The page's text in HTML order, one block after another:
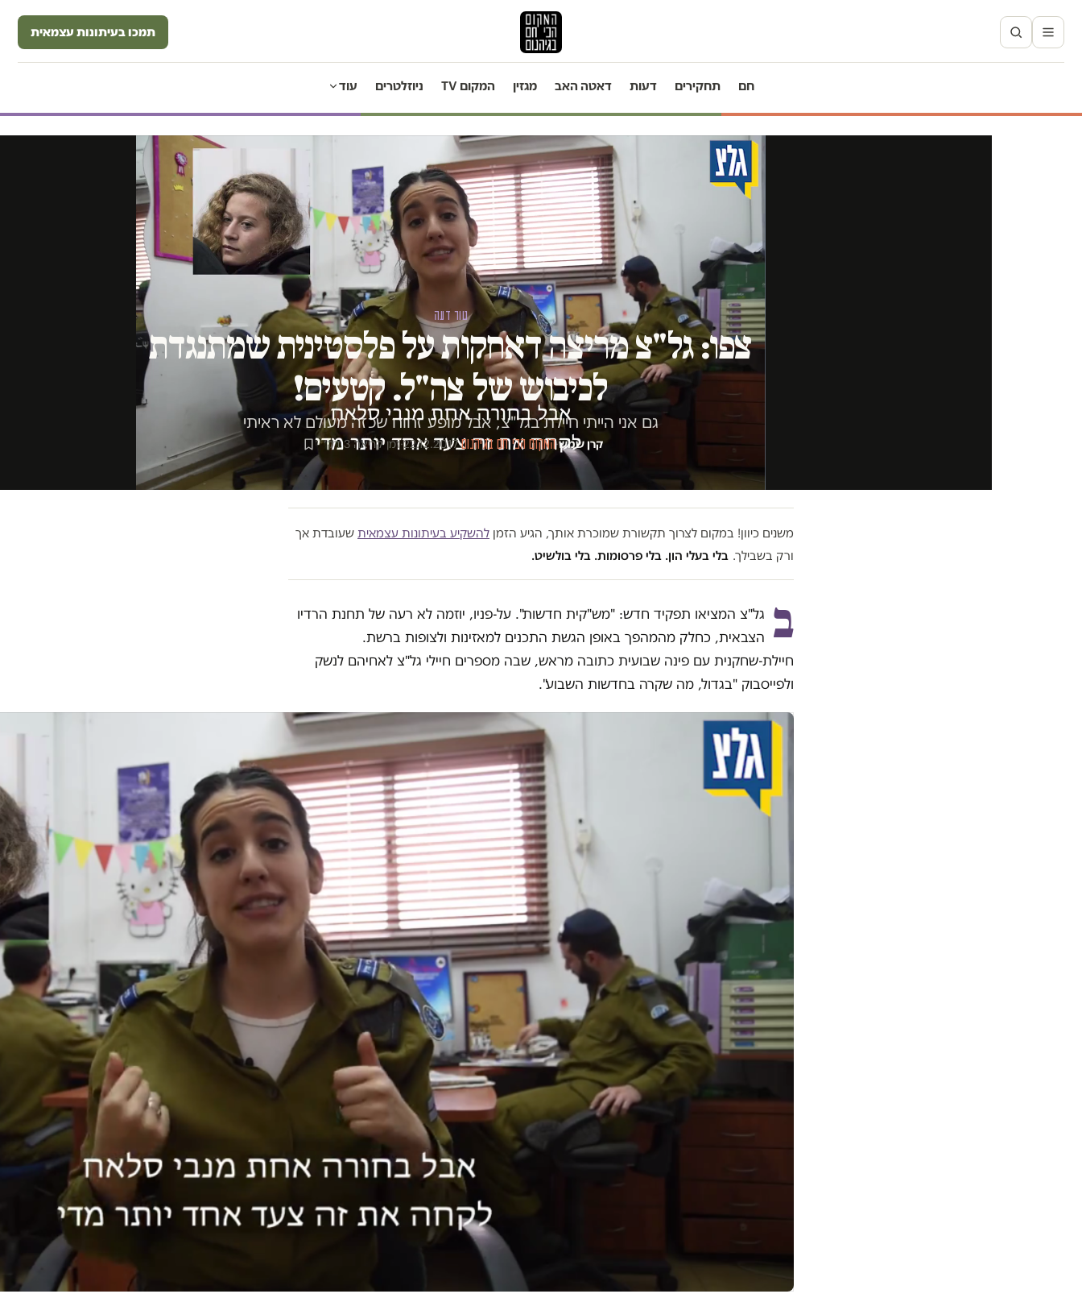
תמכו בעיתונות עצמאית
חם תחקירים דעות דאטה האב מגזין המקום TV ניוזלטרים עוד
טור דעה
צפו: גל"צ מריצה דאחקות על פלסטינית שמתנגדת
לכיבוש של צה"ל. קטעים!
גם אני הייתי חיילת בגל"צ, אבל מופע זחוח שכזה מעולם לא ראיתי
קרן שמש·המקום הכי חם בגיהנום·
22.12.2017
·זמן קריאה 3 דק׳
משנים כיוון! במקום לצרוך תקשורת שמוכרת אותך, הגיע הזמן להשקיע בעיתונות עצמאית שעובדת אך
ורק בשבילך. בלי בעלי הון. בלי פרסומות. בלי בולשיט.
ב גל"צ המציאו תפקיד חדש: "מש"קית חדשות". על-פניו, יוזמה לא רעה של תחנת הרדיו
הצבאית, כחלק מהמהפך באופן הגשת התכנים למאזינות ולצופות ברשת.
חיילת-שחקנית עם פינה שבועית כתובה מראש, שבה מספרים חיילי גל"צ לאחיהם לנשק
ולפייסבוק "בגדול, מה שקרה בחדשות השבוע".